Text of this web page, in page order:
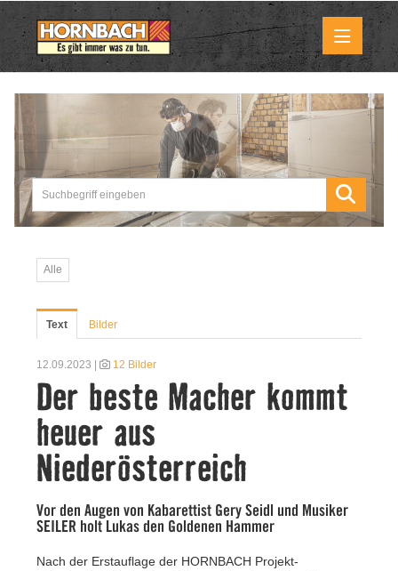
Pressemitteilungen
Downloads
Marktbilder
Kontakt
Alle
Text Bilder
12.09.2023 | 12 Bilder
Der beste Macher kommt
heuer aus
Niederösterreich
Vor den Augen von Kabarettist Gery Seidl und Musiker
SEILER holt Lukas den Goldenen Hammer
Nach der Erstauflage der HORNBACH Projekt-